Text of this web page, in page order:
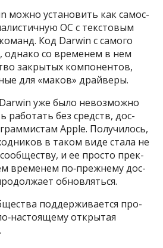
мож­но уста­новить как самос­
ОС с тек­сто­вым
Код Darwin с самого
одна­ко со вре­менем в нем
зак­рытых ком­понен­тов,
для «маков» драй­веры.
уже было невоз­можно
работать без средств, дос­
Apple. Получи­лось,
в таком виде ста­ла не
и ее прос­то прек­
вре­менем по‑преж­нему дос­
обновлять­ся.
под­держи­вает­ся про­
откры­тая